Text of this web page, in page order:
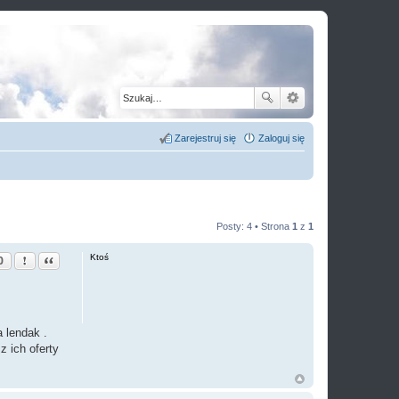
Zaloguj się
Zarejestruj się
Posty: 4 • Strona 1 z 1
Ktoś
Zgłoś ten post
Cytuj
lendak .
ich oferty